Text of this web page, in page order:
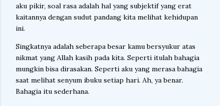
aku pikir, soal rasa adalah hal yang subjektif yang erat
kaitannya dengan sudut pandang kita melihat kehidupan
ini.
Singkatnya adalah seberapa besar kamu bersyukur atas
nikmat yang Allah kasih pada kita. Seperti itulah bahagia
mungkin bisa dirasakan. Seperti aku yang merasa bahagia
saat melihat senyum ibuku setiap hari. Ah, ya benar.
Bahagia itu sederhana.